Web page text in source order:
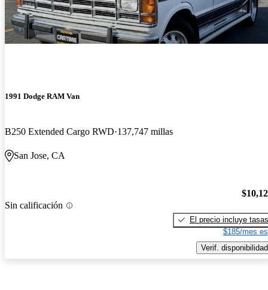
1991 Dodge RAM Van
B250 Extended Cargo RWD 137,747 millas
San Jose, CA
Sin calificación
El precio incluye tasas
$185/mes
Verif. disponibilidad